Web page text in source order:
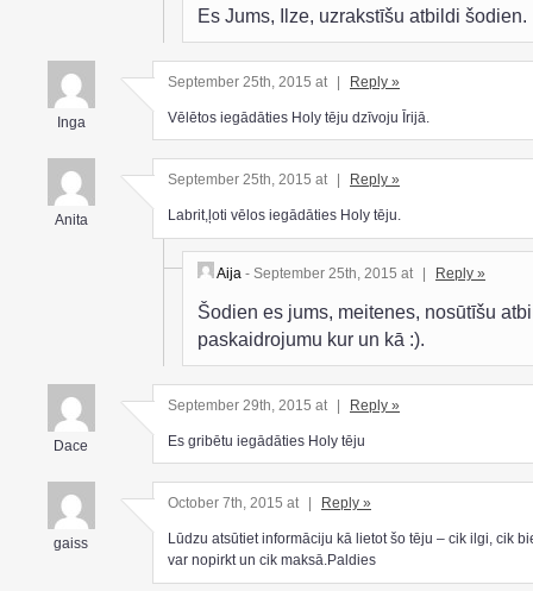
Es Jums, Ilze, uzrakstīšu atbildi šodien.
Inga
September 25th, 2015 at | Reply »
Vēlētos iegādāties Holy tēju dzīvoju Īrijā.
Anita
September 25th, 2015 at Reply »
Labrit,ļoti vēlos iegādāties Holy tēju.
Aija - September 25th, 2015 at Reply »
Šodien es jums, meitenes, nosūtīšu
paskaidrojumu kur un kā :).
Dace
September 29th, 2015 at | Reply »
Es gribētu iegādāties Holy tēju
gaiss
October 7th, 2015 at Reply »
Lūdzu atsūtiet informāciju kā lietot šo tēju – cik ilgi, cik
var nopirkt un cik maksā.Paldies